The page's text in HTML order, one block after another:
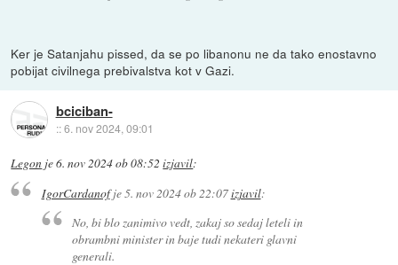
Ker je Satanjahu pissed, da se po libanonu ne da tako enostavno
pobijat civilnega prebivalstva kot v Gazi.
bciciban-
::6. nov 2024, 09:01
Legon je6. nov 2024 ob 08:52 izjavil:
IgorCardanofje5. nov 2024 ob 22:07izjavil:
No, bi blo zanimivo vedt, zakaj so sedaj leteli in
obrambni minister in baje tudi nekateri glavni
generali.